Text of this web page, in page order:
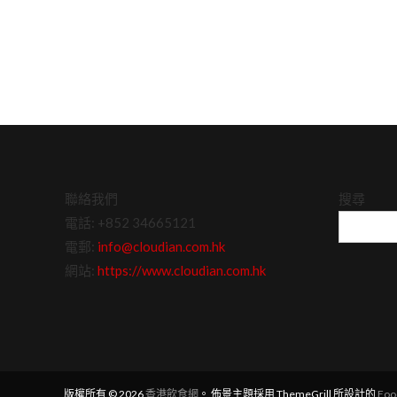
聯絡我們
電話: +852 34665121
電郵: info@cloudian.com.hk
網站:https://www.cloudian.com.hk
搜尋
版權所有 © 2026香港飲食網 。 佈景主題採用 ThemeGrill 所設計的